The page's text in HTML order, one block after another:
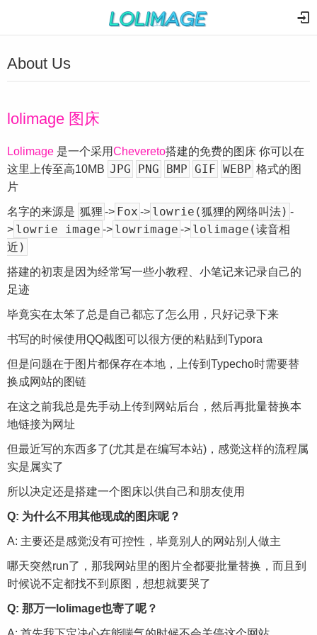
About Us
lolimage 图床
Lolimage 是一个采用Chevereto搭建的免费的图床 你可以在
这里上传至高10MB JPG PNG BMP GIF WEBP 格式的图
片
名字的来源是 狐狸 -> Fox -> lowrie(狐狸的网络叫法) -
> lowrie image -> lowrimage -> lolimage(读音相
近)
搭建的初衷是因为经常写一些小教程、小笔记来记录自己的
足迹
毕竟实在太笨了总是自己都忘了怎么用，只好记录下来
书写的时候使用QQ截图可以很方便的粘贴到Typora
但是问题在于图片都保存在本地，上传到Typecho时需要替
换成网站的图链
在这之前我总是先手动上传到网站后台，然后再批量替换本
地链接为网址
但最近写的东西多了(尤其是在编写本站)，感觉这样的流程属
实是属实了
所以决定还是搭建一个图床以供自己和朋友使用
Q: 为什么不用其他现成的图床呢？
A: 主要还是感觉没有可控性，毕竟别人的网站别人做主
哪天突然run了，那我网站里的图片全都要批量替换，而且到
时候说不定都找不到原图，想想就要哭了
Q: 那万一lolimage也寄了呢？